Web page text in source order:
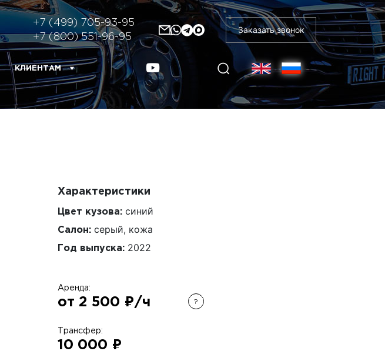
+7 (499) 705-93-95
+7 (800) 551-96-95
Заказать звонок
КЛИЕНТАМ
Характеристики
Цвет кузова: синий
Салон: серый, кожа
Год выпуска: 2022
Аренда:
от 2 500 ₽/ч ?
Трансфер:
10 000 ₽